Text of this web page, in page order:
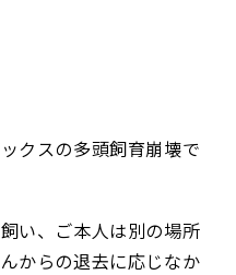
クスの多頭飼育崩壊で
い、ご本人は別の場所
からの退去に応じなか